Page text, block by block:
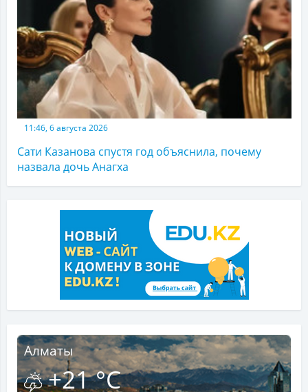
11:46, 6 августа 2026
Сати Казанова спустя год объяснила, почему
назвала дочь Анагха
Алматы
+21 °C